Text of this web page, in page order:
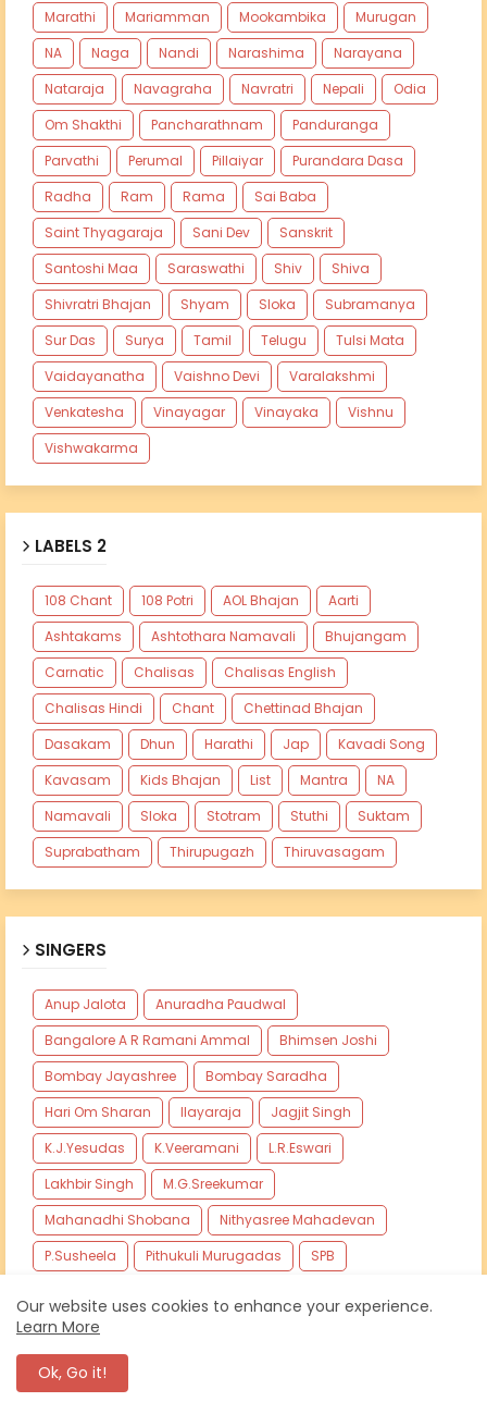
Marathi
Mariamman Mookambika
Murugan
NA
Naga Nandi Narashima
Narayana
Nataraja
Navagraha Navratri Nepali
Odia
Om Shakthi
Pancharathnam
Panduranga
Parvathi
Perumal Pillaiyar
Purandara Dasa
Radha
Ram Rama
Sai Baba
Saint Thyagaraja
Sani Dev
Sanskrit
Santoshi Maa
Saraswathi Shiv
Shiva
Shivratri Bhajan
Shyam Sloka
Subramanya
Sur Das
Surya Tamil Telugu
Tulsi Mata
Vaidayanatha
Vaishno Devi
Varalakshmi
Venkatesha
Vinayagar Vinayaka
Vishnu
Vishwakarma
LABELS 2
108 Chant 108 Potri AOL Bhajan
Aarti
Ashtakams
Ashtothara Namavali
Bhujangam
Carnatic
Chalisas
Chalisas English
Chalisas Hindi
Chant
Chettinad Bhajan
Dasakam
Dhun Harathi Jap
Kavadi Song
Kavasam
Kids Bhajan List Mantra
NA
Namavali
Sloka Stotram Stuthi
Suktam
Suprabatham
Thirupugazh Thiruvasagam
SINGERS
Anup Jalota
Anuradha Paudwal
Bangalore A R Ramani Ammal
Bhimsen Joshi
Bombay Jayashree
Bombay Saradha
Hari Om Sharan
Ilayaraja
Jagjit Singh
K.J.Yesudas
K.Veeramani
L.R.Eswari
Lakhbir Singh
M.G.Sreekumar
Mahanadhi Shobana
Nithyasree Mahadevan
P.Susheela
Pithukuli Murugadas
SPB
Srihari
Our website uses cookies to enhance your experience.
Learn More
Ok, Go it!